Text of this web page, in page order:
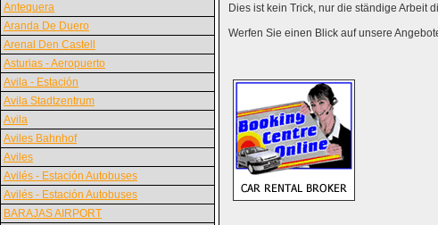
Antequera
Aranda De Duero
Arenal Den Castell
Asturias - Aeropuerto
Avila - Estación
Avila Stadtzentrum
Avila
Aviles Bahnhof
Aviles
Avilés - Estación Autobuses
Avilés - Estación Autobuses
BARAJAS AIRPORT
Dies ist kein Trick, nur die ständige Arbeit
Werfen Sie einen Blick auf unsere